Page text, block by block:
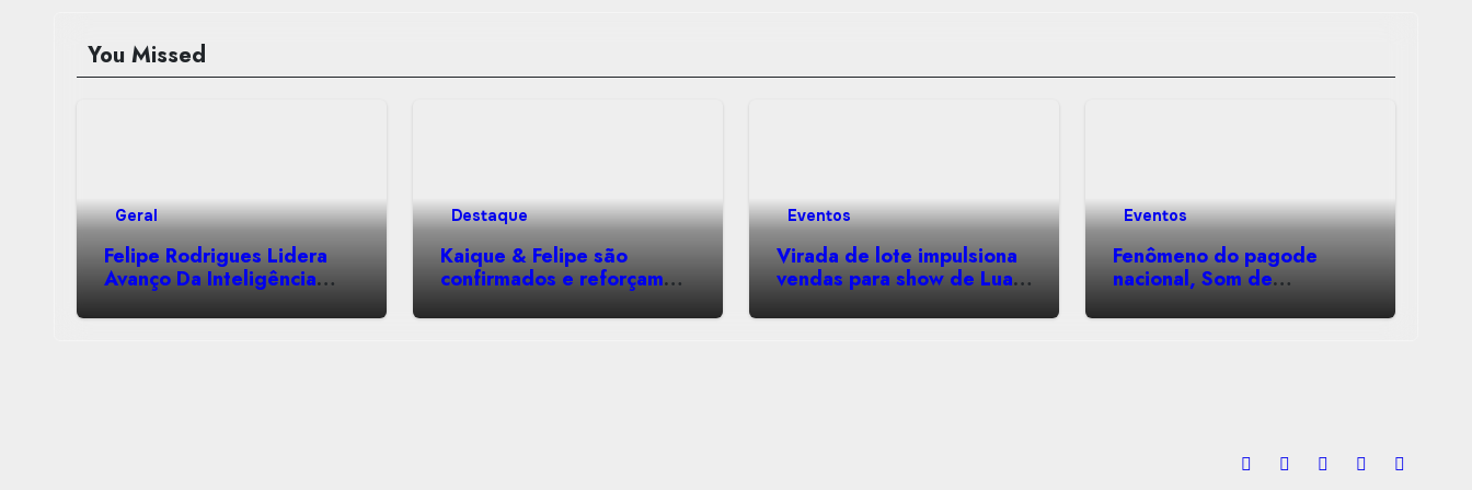
You Missed
Geral
Felipe Rodrigues Lidera
Avanço Da Inteligência
Médias Empresas Com
Destaque
Kaique & Felipe são
confirmados e reforçam
Santana em Montes Claros
Eventos
Virada de lote impulsiona
vendas para show de Luan
Eventos
Fenômeno do pagode
nacional, Som de
Montes Claros para o Pôr